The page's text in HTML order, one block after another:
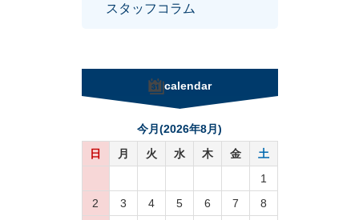
スタッフコラム
calendar
今月(2026年8月)
日
月 火 水 木 金
土
1
2
3 4 5 6 7
8